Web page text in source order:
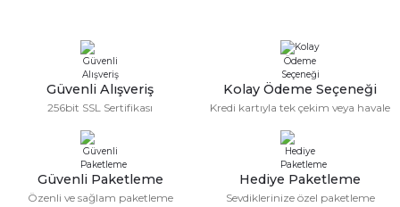
Güvenli Alışveriş
256bit SSL Sertifikası
Kolay Ödeme Seçeneği
Kredi kartıyla tek çekim veya havale
Güvenli Paketleme
Özenli ve sağlam paketleme
Hediye Paketleme
Sevdiklerinize özel paketleme